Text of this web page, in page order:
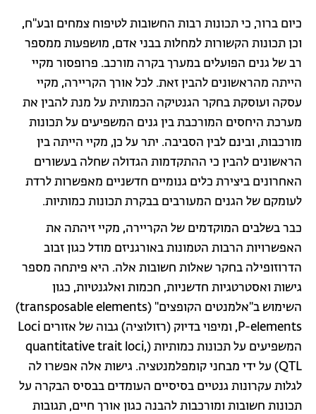
כיום ברור, כי תכונות רבות החשובות לטיפוח צמחים ובע"ח,
וכן תכונות הקשורות למחלות בבני אדם, מושפעות ממספר
רב של גנים הפועלים במערך בקרה מורכב. פרופסור מקיי
הייתה מהראשונים להבין זאת. לכל אורך הקריירה, מקיי
עסקה ועוסקת בחקר הגנטיקה הכמותית על מנת להבין את
מערכת היחסים המורכבת בין גנים המשפיעים על תכונות
מורכבות, ובינם לבין הסביבה. יתר על כן, מקיי הייתה בין
הראשונים להבין כי ההתקדמות הגדולה שחלה בעשורים
האחרונים ביצירת כלים גנומיים חדשניים מאפשרות לרדת
לעומקם של הגנים המעורבים בבקרת תכונות כמותיות.
כבר בשלבים המוקדמים של הקריירה, מקיי זיהתה את
האפשרויות הרבות הטמונות באורגניזם מודל כגון זבוב
הדרוזופילה בחקר שאלות חשובות אלה. היא פיתחה מספר
גישות ואסטרטגיות חדשניות, חכמות ואלגנטיות, כגון
השימוש ב"אלמנטים הקופצים" (transposable elements)
P-elements, ומיפוי בדיוק (רזולוציה) גבוה של אזורים Loci
המשפיעים על תכונות כמותיות (quantitative trait loci,
QTL) על ידי מבחני קומפלמנטציה. גישות אלה אפשרו לה
לגלות עקרונות גנטיים בסיסיים העומדים בבסיס הבקרה על
תכונות חשובות ומורכבות להבנה כגון אורך חיים, תגובות